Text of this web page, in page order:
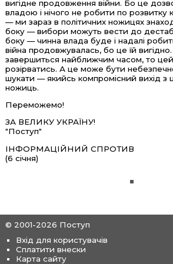
вигідне продовження війни. Бо це
владою і нічого не робити по розвитку
— ми зараз в політичних ножицях
боку — вибори можуть вести до
боку — чинна влада буде і надалі
війна продовжувалась, бо це їй
завершиться найближчим часом, то
розірватись. А це може бути
шукати — якийсь компромісний вихід з
ножиць.
Переможемо!
ЗА ВЕЛИКУ УКРАЇНУ!
"Поступ"
ІНФОРМАЦІЙНИЙ СПРОТИВ
(6 січня)
© 2001-2026 Поступ
Вхід для користувачів
Сплатити внески
Карта сайту